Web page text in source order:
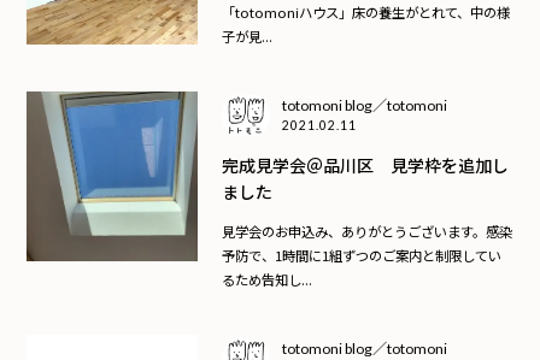
「totomoniハウス」床の養生がとれて、中の様
子が見...
totomoni blog／totomoni
2021.02.11
完成見学会＠品川区 見学枠を追加し
ました
見学会のお申込み、ありがとうございます。感染
予防で、1時間に1組ずつのご案内と制限してい
るため告知し...
totomoni blog／totomoni